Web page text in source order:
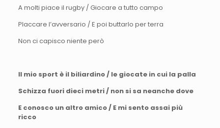
A molti piace il rugby / Giocare a tutto campo
Placcare l’avversario / E poi buttarlo per terra
Non ci capisco niente però
Il mio sport è il biliardino / le giocate in cui la palla
Schizza fuori dieci metri / non si sa neanche dove
E conosco un altro amico / E mi sento assai più
ricco